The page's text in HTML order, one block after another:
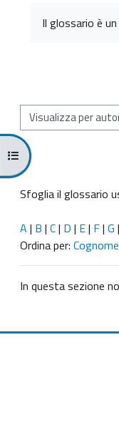
Apri indice del corso
Il glossario è
Sfoglia il glossario
Sfoglia il glossario
A | B | C| D | E| F| G |
Ordinato per Nome
Ordina per: Cognome
In questa sezione